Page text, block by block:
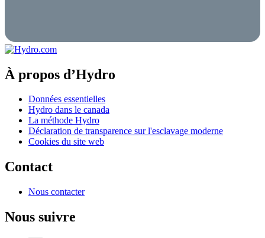
À propos d’Hydro
Données essentielles
Hydro dans le canada
La méthode Hydro
Déclaration de transparence sur l'esclavage moderne
Cookies du site web
Contact
Nous contacter
Nous suivre